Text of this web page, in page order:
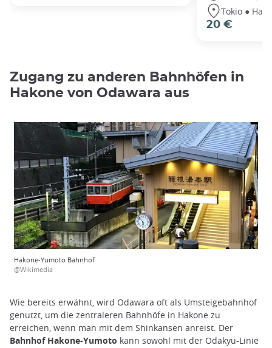
Tokio ●
20 €
Zugang zu anderen Bahnhöfen in
Hakone von Odawara aus
Hakone-Yumoto Bahnhof
@Wikimedia
Wie bereits erwähnt, wird Odawara oft als Umsteigebahnhof
genutzt, um die zentraleren Bahnhöfe in Hakone zu
erreichen, wenn man mit dem Shinkansen anreist. Der
Bahnhof Hakone-Yumoto kann sowohl mit der Odakyu-Linie